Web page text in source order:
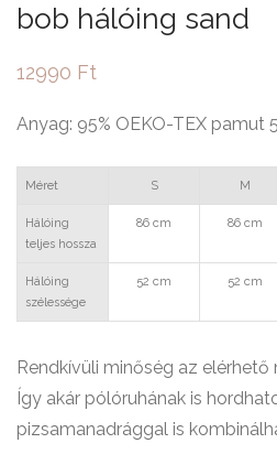
bob hálóing sand
12990 Ft
Anyag: 95% OEKO-TEX pamut
Méret S M
Hálóing
teljes hossza
86 cm 86 cm
Hálóing
szélessége
52 cm 52 cm
Rendkívüli minőség az
Így akár pólóruhának is
pizsamanadrággal is